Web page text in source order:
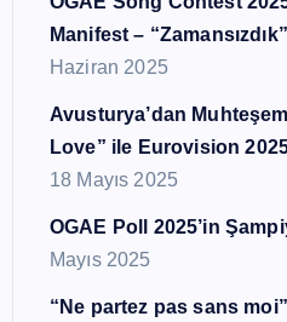
Manifest –
Haziran 2025
Avusturya’dan
Love” ile Eurovision
18 Mayıs 2025
OGAE Poll 2025’in
Mayıs 2025
“Ne partez pas sans